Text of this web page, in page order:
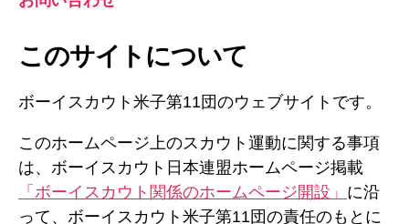
このサイトについて
ボーイスカウト米子第11団のウェブサイトです。
このホームページ上のスカウト運動に関する事項
は、ボーイスカウト日本連盟ホームページ掲載
「ボーイスカウト関係のホームページ開設」 に沿
って、ボーイスカウト米子第11団の責任のもとに